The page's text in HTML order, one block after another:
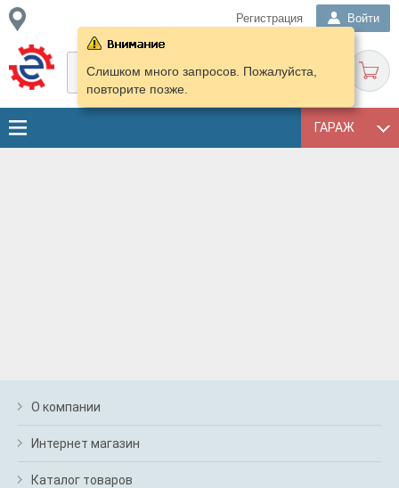
Регистрация Войти
ГАРАЖ
Слишком много запросов. Пожалуйста,
повторите позже.
О компании
Интернет магазин
Каталог товаров